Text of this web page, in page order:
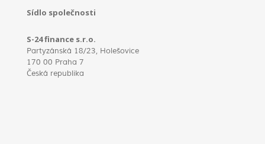
Sídlo společnosti
S-24 finance s.r.o.
Partyzánská 18/23, Holešovice
170 00 Praha 7
Česká republika